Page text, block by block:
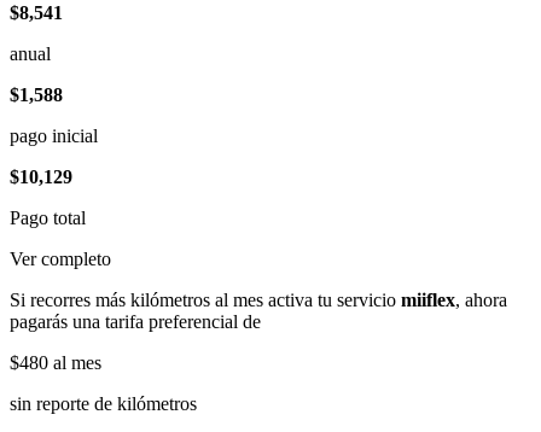
$8,541
anual
$1,588
pago inicial
$10,129
Pago total
Ver completo
Si recorres más kilómetros al mes activa tu servicio miiflex, ahora
pagarás una tarifa preferencial de
$480 al mes
sin reporte de kilómetros